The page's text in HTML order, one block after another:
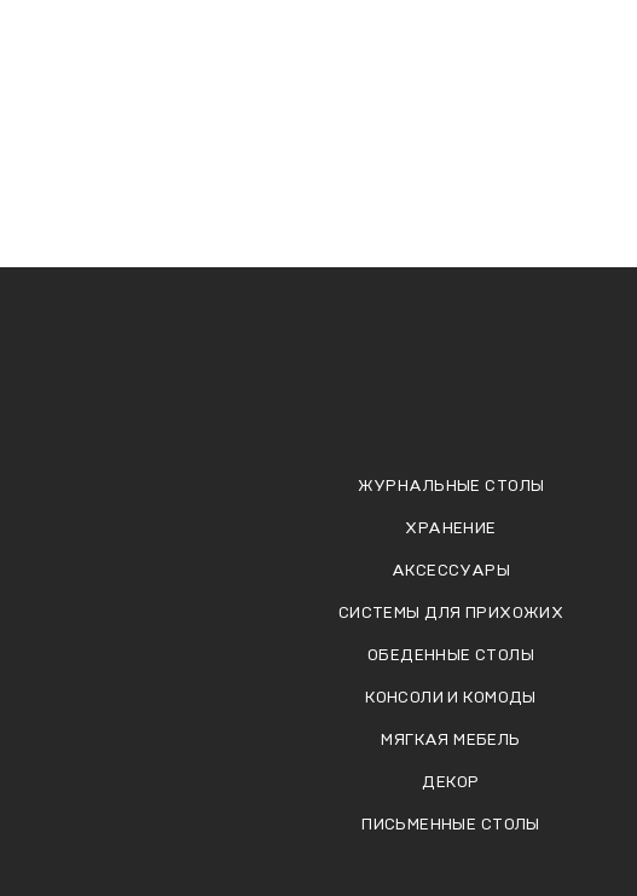
ЖУРНАЛЬНЫЕ СТОЛЫ
ХРАНЕНИЕ
АКСЕССУАРЫ
СИСТЕМЫ ДЛЯ ПРИХОЖИХ
ОБЕДЕННЫЕ СТОЛЫ
КОНСОЛИ И КОМОДЫ
МЯГКАЯ МЕБЕЛЬ
ДЕКОР
ПИСЬМЕННЫЕ СТОЛЫ